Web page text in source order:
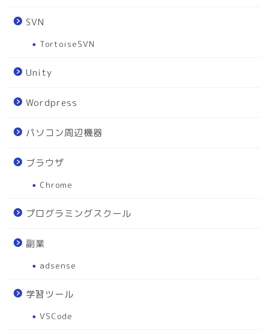
SVN
TortoiseSVN
Unity
Wordpress
パソコン周辺機器
ブラウザ
Chrome
プログラミングスクール
副業
adsense
学習ツール
VSCode